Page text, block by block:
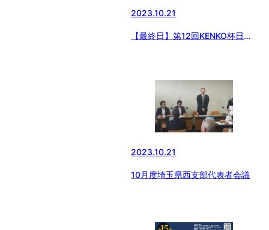
2023.10.21
【最終日】第12回KENKO杯日本
2023.10.21
10月度埼玉県西支部代表者会議